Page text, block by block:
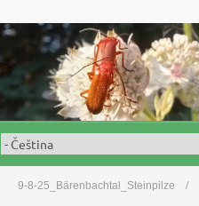
o
o
n
t
e
n
9-8-25_Bärenbachtal_Steinpilze